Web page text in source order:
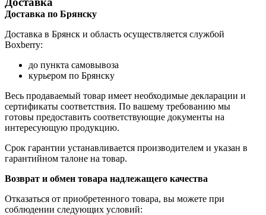
Доставка по Брянску
Доставка в Брянск и область осуществляется службой
Boxberry:
до пункта самовывоза
курьером по Брянску
Весь продаваемый товар имеет необходимые декларации и
сертификаты соответствия. По вашему требованию мы
готовы предоставить соответствующие документы на
интересующую продукцию.
Срок гарантии устанавливается производителем и указан в
гарантийном талоне на товар.
Возврат и обмен товара надлежащего качества
Отказаться от приобретенного товара, вы можете при
соблюдении следующих условий: